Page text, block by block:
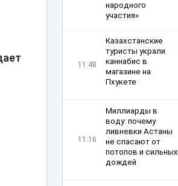
народного
участия»
11:48
Казахстанские
туристы украли
каннабис в
магазине на
Пхукете
11:16
Миллиарды в
воду: почему
ливневки Астаны
не спасают от
потопов и сильных
дождей